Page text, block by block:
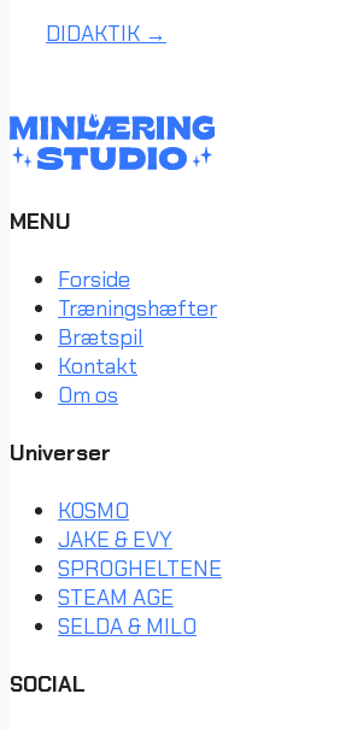
DIDAKTIK →
MENU
Forside
Træningshæfter
Brætspil
Kontakt
Om os
Universer
KOSMO
JAKE & EVY
SPROGHELTENE
STEAM AGE
SELDA & MILO
SOCIAL